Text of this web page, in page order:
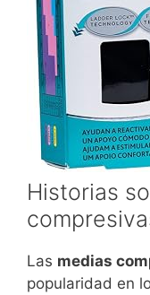
Historias
Las medias
popularidad en